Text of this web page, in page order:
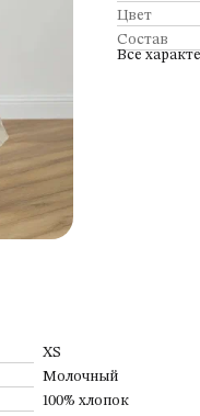
Цвет
Состав
Все
XS
Молочный
100% хлопок